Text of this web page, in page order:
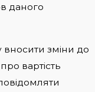
даного
зміни до
вартість